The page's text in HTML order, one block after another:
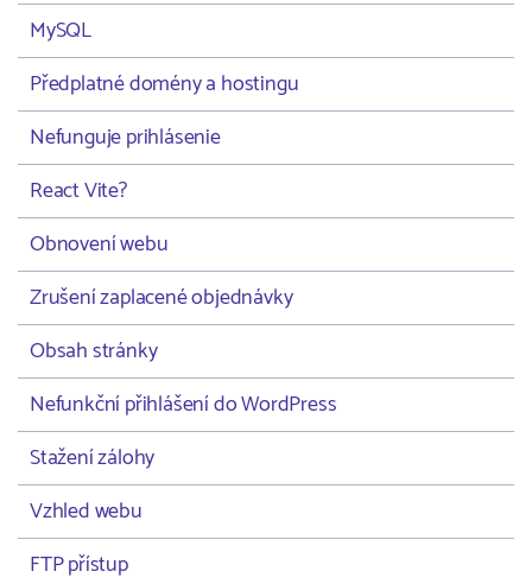
MySQL
Předplatné domény a hostingu
Nefunguje prihlásenie
React Vite?
Obnovení webu
Zrušení zaplacené objednávky
Obsah stránky
Nefunkční přihlášení do WordPress
Stažení zálohy
Vzhled webu
FTP přístup